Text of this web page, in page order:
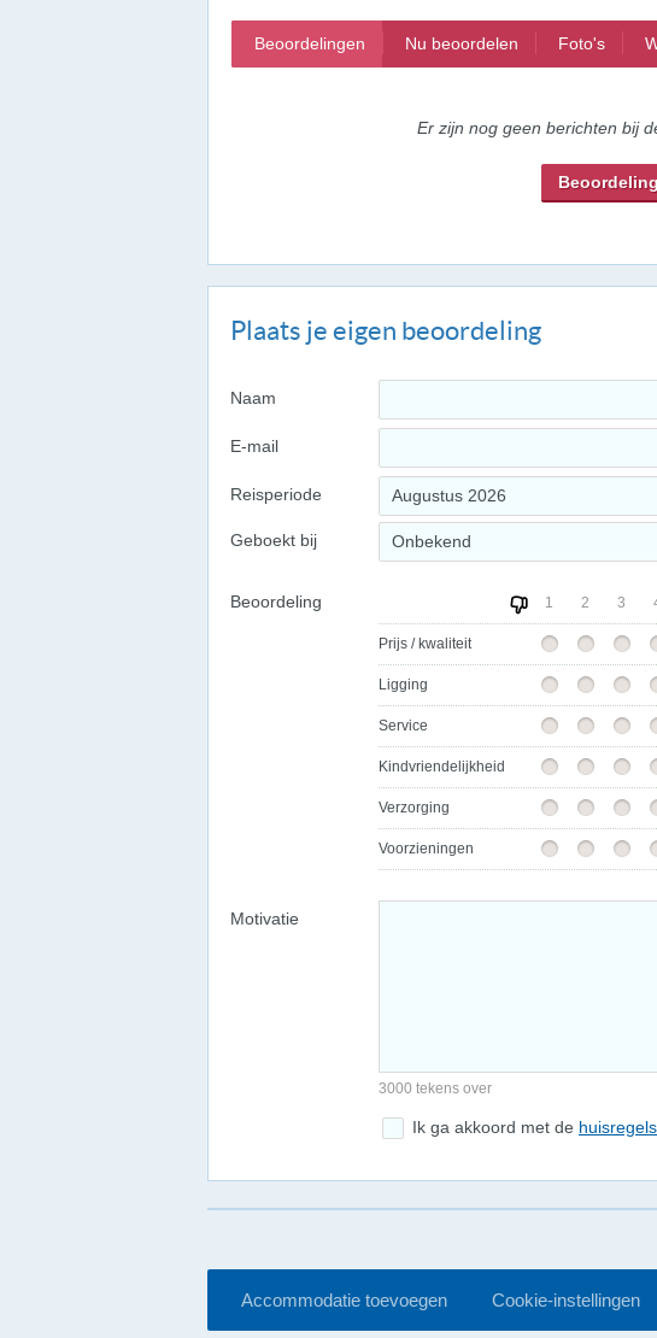
Beoordelingen Nu beoordelen Foto's
Er zijn nog geen berichten bij
Plaats je eigen beoordeling
Naam
E-mail
Reisperiode Augustus 2026
Geboekt bij Onbekend
Beoordeling 1 2 3
Prijs / kwaliteit
Ligging
Service
Kindvriendelijkheid
Verzorging
Voorzieningen
Motivatie
3000 tekens over
Ik ga akkoord met de huisregels
Accommodatie toevoegen Cookie-instellingen